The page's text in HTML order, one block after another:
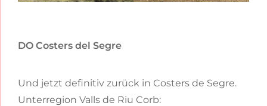
DO Costers del Segre
Und jetzt definitiv zurück in Costers de Segre.
Unterregion Valls de Riu Corb: